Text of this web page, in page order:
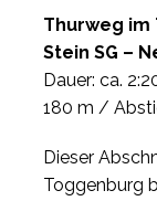
Thurweg im
Stein SG –
Dauer: ca.
180 m /
Dieser
Toggenburg